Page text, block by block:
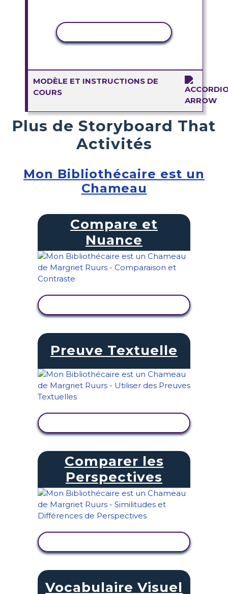
MODÈLE ET INSTRUCTIONS DE
COURS
Plus de Storyboard That
Activités
Mon Bibliothécaire est un
Chameau
Compare et
Nuance
Preuve Textuelle
Comparer les
Perspectives
Vocabulaire Visuel